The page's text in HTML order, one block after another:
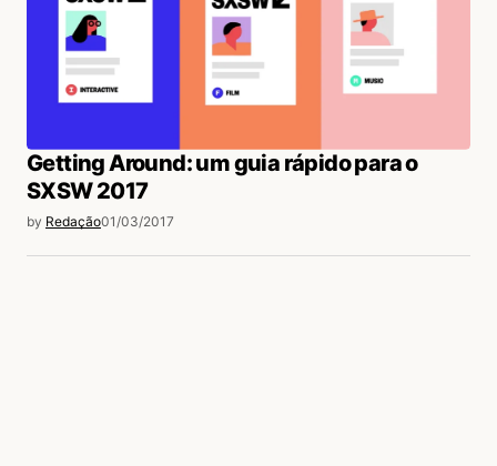
Getting Around: um guia rápido para o
SXSW 2017
by Redação01/03/2017